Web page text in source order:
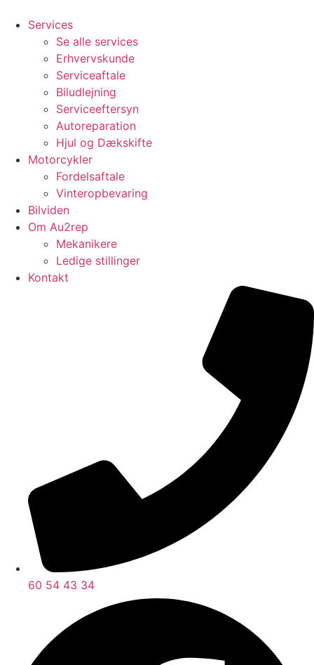
Services
Se alle services
Erhvervskunde
Serviceaftale
Biludlejning
Serviceeftersyn
Autoreparation
Hjul og Dækskifte
Motorcykler
Fordelsaftale
Vinteropbevaring
Bilviden
Om Au2rep
Mekanikere
Ledige stillinger
Kontakt
60 54 43 34